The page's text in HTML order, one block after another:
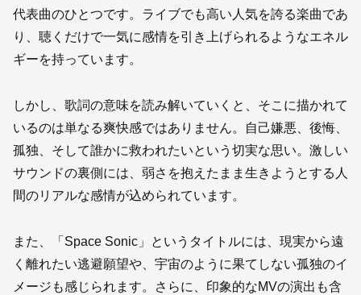
代表曲のひとつです。ライブでも高い人気を誇る楽曲であ
り、聴くだけで一気に感情を引き上げられるようなエネル
ギーを持っています。
しかし、歌詞の意味を読み解いていくと、そこに描かれて
いるのは単なる爽快感ではありません。自己嫌悪、後悔、
孤独、そして誰かに救われたいという切実な思い。激しい
サウンドの裏側には、弱さを抱えたまま生きようとする人
間のリアルな感情が込められています。
また、「Space Sonic」というタイトルには、現実から遠
く離れたい逃避願望や、宇宙のように果てしない孤独のイ
メージも感じられます。さらに、印象的なMVの演出も含